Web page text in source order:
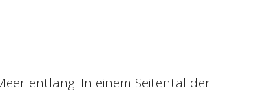
entlang. In einem Seitental der